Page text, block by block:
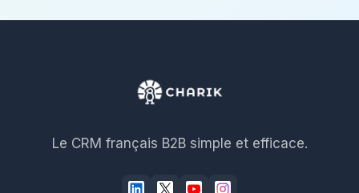
Le CRM français B2B simple et efficace.